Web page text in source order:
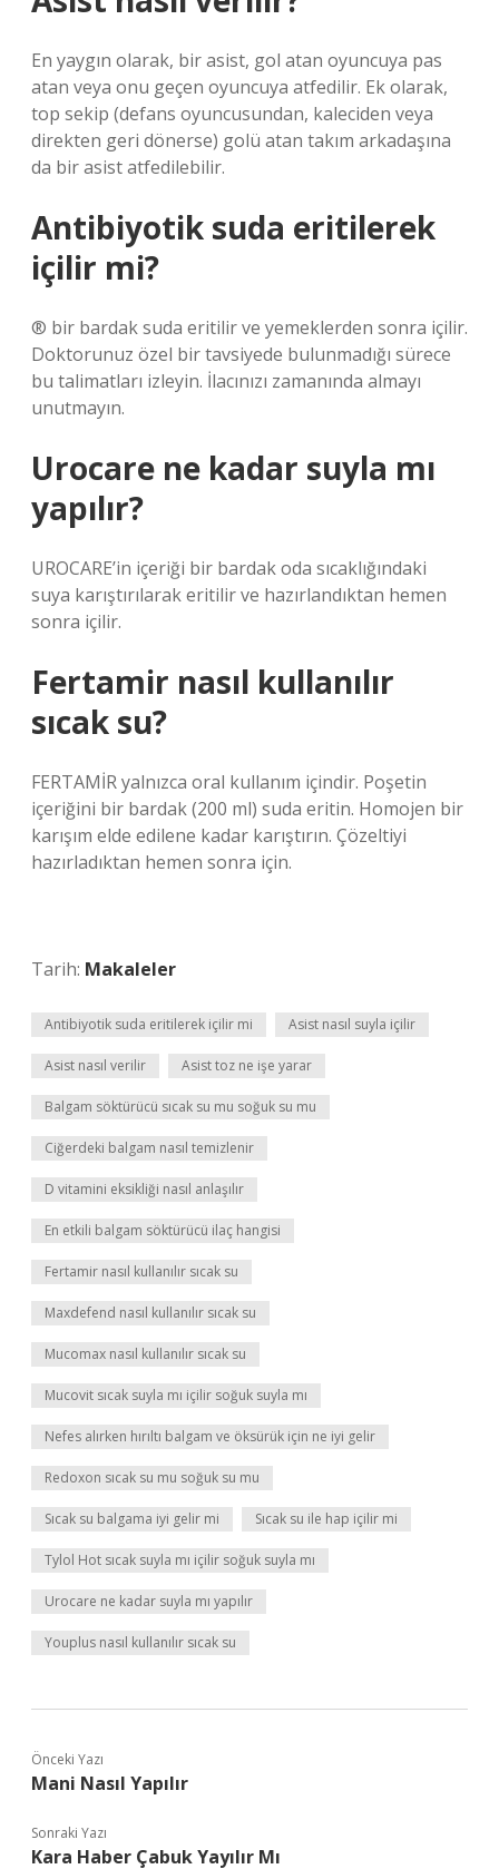
En yaygın olarak, bir asist, gol atan oyuncuya pas
atan veya onu geçen oyuncuya atfedilir. Ek olarak,
top sekip (defans oyuncusundan, kaleciden veya
direkten geri dönerse) golü atan takım arkadaşına
da bir asist atfedilebilir.
Antibiyotik suda eritilerek
içilir mi?
® bir bardak suda eritilir ve yemeklerden sonra içilir.
Doktorunuz özel bir tavsiyede bulunmadığı sürece
bu talimatları izleyin. İlacınızı zamanında almayı
unutmayın.
Urocare ne kadar suyla mı
yapılır?
UROCARE’in içeriği bir bardak oda sıcaklığındaki
suya karıştırılarak eritilir ve hazırlandıktan hemen
sonra içilir.
Fertamir nasıl kullanılır
sıcak su?
FERTAMİR yalnızca oral kullanım içindir. Poşetin
içeriğini bir bardak (200 ml) suda eritin. Homojen bir
karışım elde edilene kadar karıştırın. Çözeltiyi
hazırladıktan hemen sonra için.
Tarih: Makaleler
Antibiyotik suda eritilerek içilir mi Asist nasıl suyla içilir
Asist nasıl verilir Asist toz ne işe yarar
Balgam söktürücü sıcak su mu soğuk su mu
Ciğerdeki balgam nasıl temizlenir
D vitamini eksikliği nasıl anlaşılır
En etkili balgam söktürücü ilaç hangisi
Fertamir nasıl kullanılır sıcak su
Maxdefend nasıl kullanılır sıcak su
Mucomax nasıl kullanılır sıcak su
Mucovit sıcak suyla mı içilir soğuk suyla mı
Nefes alırken hırıltı balgam ve öksürük için ne iyi gelir
Redoxon sıcak su mu soğuk su mu
Sıcak su balgama iyi gelir mi Sıcak su ile hap içilir mi
Tylol Hot sıcak suyla mı içilir soğuk suyla mı
Urocare ne kadar suyla mı yapılır
Youplus nasıl kullanılır sıcak su
Önceki Yazı
Mani Nasıl Yapılır
Sonraki Yazı
Kara Haber Çabuk Yayılır Mı